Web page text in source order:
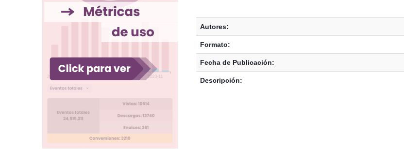
Autores:
Formato:
Fecha de Publicación:
Descripción: